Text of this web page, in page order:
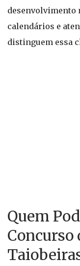
desenvolvimento
calendários e
distinguem essa
Quem
Concurso